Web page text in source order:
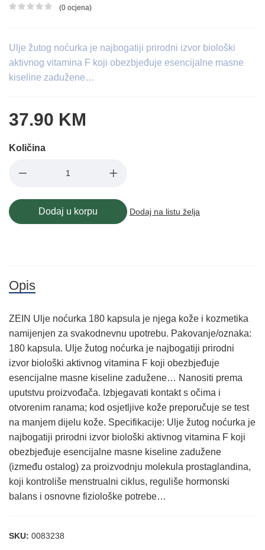
Ocjena proizvoda
(0 ocjena)
Ulje žutog noćurka je najbogatiji prirodni izvor biološki
aktivnog vitamina F koji obezbjeđuje esencijalne masne
kiseline zadužene…
37.90 KM
Količina
Dodaj u korpu Dodaj na listu želja
Opis
ZEIN Ulje noćurka 180 kapsula je njega kože i kozmetika
namijenjen za svakodnevnu upotrebu. Pakovanje/oznaka:
180 kapsula. Ulje žutog noćurka je najbogatiji prirodni
izvor biološki aktivnog vitamina F koji obezbjeđuje
esencijalne masne kiseline zadužene… Nanositi prema
uputstvu proizvođača. Izbjegavati kontakt s očima i
otvorenim ranama; kod osjetljive kože preporučuje se test
na manjem dijelu kože. Specifikacije: Ulje žutog noćurka je
najbogatiji prirodni izvor biološki aktivnog vitamina F koji
obezbjeđuje esencijalne masne kiseline zadužene
(između ostalog) za proizvodnju molekula prostaglandina,
koji kontroliše menstrualni ciklus, reguliše hormonski
balans i osnovne fiziološke potrebe…
SKU: 0083238